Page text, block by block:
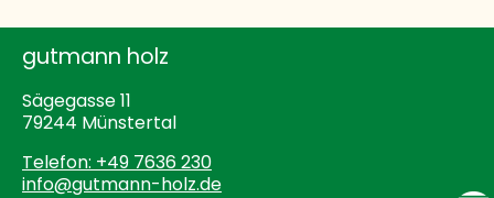
gutmann holz
Sägegasse 11
79244 Münstertal
Telefon: +49 7636 230
info@gutmann-holz.de